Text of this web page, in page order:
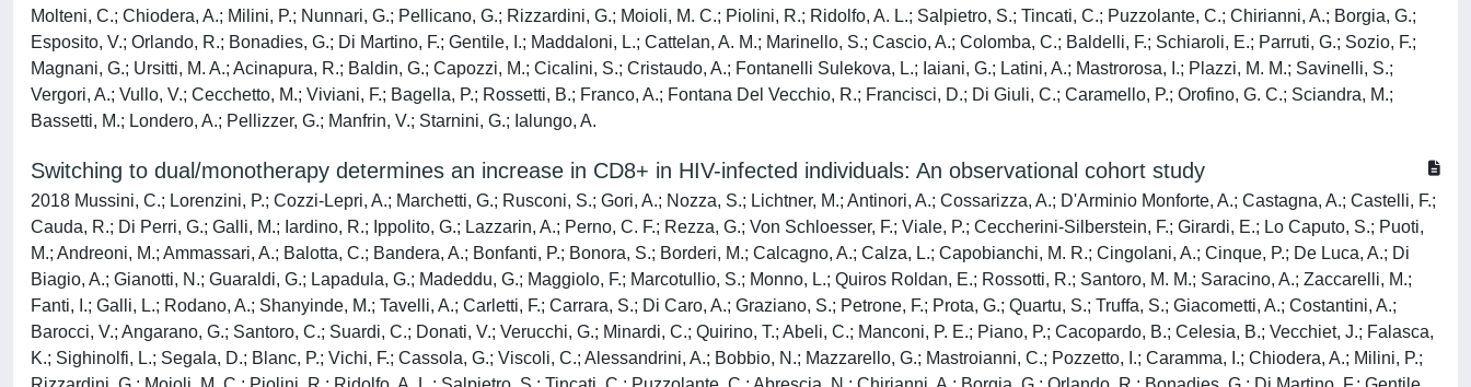
Molteni, C.; Chiodera, A.; Milini, P.; Nunnari, G.; Pellicano, G.; Rizzardini, G.; Moioli, M. C.; Piolini, R.; Ridolfo, A. L.; Salpietro, S.; Tincati, C.; Puzzolante, C.; Chirianni, A.; Borgia, G.;
Esposito, V.; Orlando, R.; Bonadies, G.; Di Martino, F.; Gentile, I.; Maddaloni, L.; Cattelan, A. M.; Marinello, S.; Cascio, A.; Colomba, C.; Baldelli, F.; Schiaroli, E.; Parruti, G.; Sozio, F.;
Magnani, G.; Ursitti, M. A.; Acinapura, R.; Baldin, G.; Capozzi, M.; Cicalini, S.; Cristaudo, A.; Fontanelli Sulekova, L.; Iaiani, G.; Latini, A.; Mastrorosa, I.; Plazzi, M. M.; Savinelli, S.;
Vergori, A.; Vullo, V.; Cecchetto, M.; Viviani, F.; Bagella, P.; Rossetti, B.; Franco, A.; Fontana Del Vecchio, R.; Francisci, D.; Di Giuli, C.; Caramello, P.; Orofino, G. C.; Sciandra, M.;
Bassetti, M.; Londero, A.; Pellizzer, G.; Manfrin, V.; Starnini, G.; Ialungo, A.
Switching to dual/monotherapy determines an increase in CD8+ in HIV-infected individuals: An observational cohort study
2018 Mussini, C.; Lorenzini, P.; Cozzi-Lepri, A.; Marchetti, G.; Rusconi, S.; Gori, A.; Nozza, S.; Lichtner, M.; Antinori, A.; Cossarizza, A.; D'Arminio Monforte, A.; Castagna, A.; Castelli, F.;
Cauda, R.; Di Perri, G.; Galli, M.; Iardino, R.; Ippolito, G.; Lazzarin, A.; Perno, C. F.; Rezza, G.; Von Schloesser, F.; Viale, P.; Ceccherini-Silberstein, F.; Girardi, E.; Lo Caputo, S.; Puoti,
M.; Andreoni, M.; Ammassari, A.; Balotta, C.; Bandera, A.; Bonfanti, P.; Bonora, S.; Borderi, M.; Calcagno, A.; Calza, L.; Capobianchi, M. R.; Cingolani, A.; Cinque, P.; De Luca, A.; Di
Biagio, A.; Gianotti, N.; Guaraldi, G.; Lapadula, G.; Madeddu, G.; Maggiolo, F.; Marcotullio, S.; Monno, L.; Quiros Roldan, E.; Rossotti, R.; Santoro, M. M.; Saracino, A.; Zaccarelli, M.;
Fanti, I.; Galli, L.; Rodano, A.; Shanyinde, M.; Tavelli, A.; Carletti, F.; Carrara, S.; Di Caro, A.; Graziano, S.; Petrone, F.; Prota, G.; Quartu, S.; Truffa, S.; Giacometti, A.; Costantini, A.;
Barocci, V.; Angarano, G.; Santoro, C.; Suardi, C.; Donati, V.; Verucchi, G.; Minardi, C.; Quirino, T.; Abeli, C.; Manconi, P. E.; Piano, P.; Cacopardo, B.; Celesia, B.; Vecchiet, J.; Falasca,
K.; Sighinolfi, L.; Segala, D.; Blanc, P.; Vichi, F.; Cassola, G.; Viscoli, C.; Alessandrini, A.; Bobbio, N.; Mazzarello, G.; Mastroianni, C.; Pozzetto, I.; Caramma, I.; Chiodera, A.; Milini, P.;